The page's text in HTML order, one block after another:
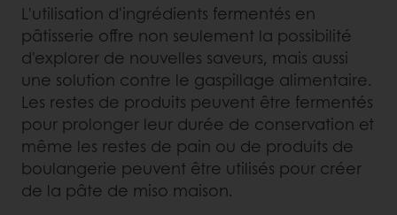
L'utilisation d'ingrédients fermentés en
pâtisserie offre non seulement la possibilité
d'explorer de nouvelles saveurs, mais aussi
une solution contre le gaspillage alimentaire.
Les restes de produits peuvent être fermentés
pour prolonger leur durée de conservation et
même les restes de pain ou de produits de
boulangerie peuvent être utilisés pour créer
de la pâte de miso maison.